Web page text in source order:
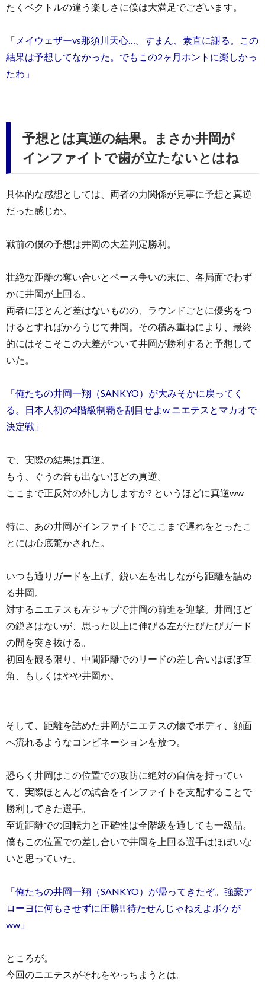
たくベクトルの違う楽しさに僕は大満足でございます。
「メイウェザーvs那須川天心…。すまん、素直に謝る。この
結果は予想してなかった。でもこの2ヶ月ホントに楽しかっ
たわ」
予想とは真逆の結果。まさか井岡が
インファイトで歯が立たないとはね
具体的な感想としては、両者の力関係が見事に予想と真逆
だった感じか。
戦前の僕の予想は井岡の大差判定勝利。
壮絶な距離の奪い合いとペース争いの末に、各局面でわず
かに井岡が上回る。
両者にほとんど差はないものの、ラウンドごとに優劣をつ
けるとすればかろうじて井岡。その積み重ねにより、最終
的にはそこそこの大差がついて井岡が勝利すると予想して
いた。
「俺たちの井岡一翔（SANKYO）が大みそかに戻ってく
る。日本人初の4階級制覇を刮目せよw ニエテスとマカオで
決定戦」
で、実際の結果は真逆。
もう、ぐうの音も出ないほどの真逆。
ここまで正反対の外し方しますか? というほどに真逆ww
特に、あの井岡がインファイトでここまで遅れをとったこ
とには心底驚かされた。
いつも通りガードを上げ、鋭い左を出しながら距離を詰め
る井岡。
対するニエテスも左ジャブで井岡の前進を迎撃。井岡ほど
の鋭さはないが、思った以上に伸びる左がたびたびガード
の間を突き抜ける。
初回を観る限り、中間距離でのリードの差し合いはほぼ互
角、もしくはやや井岡か。
そして、距離を詰めた井岡がニエテスの懐でボディ、顔面
へ流れるようなコンビネーションを放つ。
恐らく井岡はこの位置での攻防に絶対の自信を持ってい
て、実際ほとんどの試合をインファイトを支配することで
勝利してきた選手。
至近距離での回転力と正確性は全階級を通しても一級品。
僕もこの位置での差し合いで井岡を上回る選手はほぼいな
いと思っていた。
「俺たちの井岡一翔（SANKYO）が帰ってきたぞ。強豪ア
ローヨに何もさせずに圧勝!! 待たせんじゃねえよボケが
ww」
ところが。
今回のニエテスがそれをやっちまうとは。